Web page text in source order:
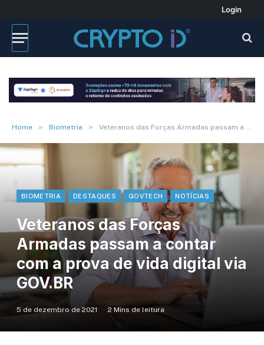
Login
Home » Biometria » Veteranos das Forças Armadas passam a contar com a prova de vida digital via GOV.BR
BIOMETRIA DESTAQUES GOVTECH NOTÍCIAS
Veteranos das Forças
Armadas passam a contar
com a prova de vida digital via
GOV.BR
5 de dezembro de 2021 2 Mins de leitura